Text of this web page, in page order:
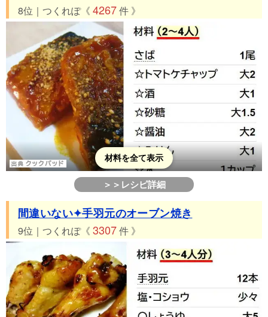
8位｜つくれぽ《 4267件 》
材料を全て表示
＞＞レシピ詳細
間違いない✦手羽元のオーブン焼き
9位｜つくれぽ《 3307件 》